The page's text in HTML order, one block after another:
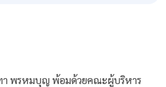
พรหมบุญ พ้อมด้วยคณะผู้บริหาร